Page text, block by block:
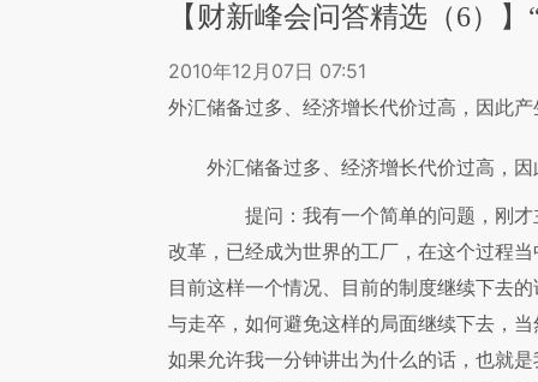
【财新峰会问答精选（6）
2010年12月07日 07:51
外汇储备过多、经济增长代价过高，因此
外汇储备过多、经济增长代价过高，
提问：我有一个简单的问题，刚才
改革，已经成为世界的工厂，在这个过程
目前这样一个情况、目前的制度继续下去
与走卒，如何避免这样的局面继续下去，
如果允许我一分钟讲出为什么的话，也就